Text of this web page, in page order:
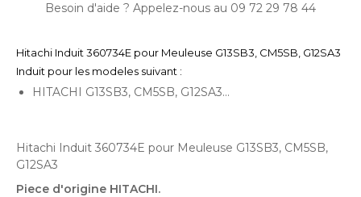
Besoin d'aide ? Appelez-nous au 09 72 29 78 44
Hitachi Induit 360734E pour Meuleuse G13SB3, CM5SB, G12SA3
Induit pour les modeles suivant :
HITACHI G13SB3, CM5SB, G12SA3...
Hitachi Induit 360734E pour Meuleuse G13SB3, CM5SB,
G12SA3
Piece d'origine HITACHI.